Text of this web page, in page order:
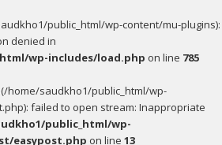
public_html/wp-content/mu-plugins):
denied in
wp-includes/load.php on line 785
home/saudkho1/public_html/wp-
failed to open stream: Inappropriate
public_html/wp-
easypost.php on line 13